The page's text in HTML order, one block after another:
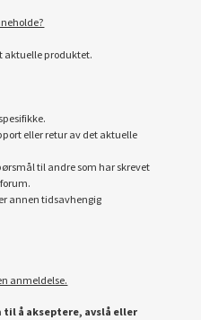
aktuelle produktet.
eller retur av det aktuelle
til andre som har skrevet
annen tidsavhengig
anmeldelse.
å akseptere, avslå eller